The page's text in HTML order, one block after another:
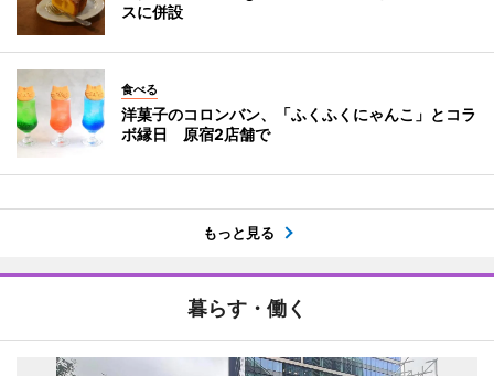
スに併設
食べる
洋菓子のコロンバン、「ふくふくにゃんこ」とコラ
ボ縁日 原宿2店舗で
もっと見る
暮らす・働く